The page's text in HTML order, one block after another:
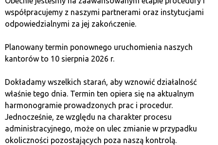
вважається оптимальним рішенням. Маємо в
розпорядженні пристрої, які одночасно
паролів, або такі, які завдяки функції токена
автентифікації U2F дозволяють керувати
транзакції.
Наступним – і менш безпечним – видом
гаманця є спеціальні додатки на комп’ютер
або смартфон. Маємо доступ до них скрізь, де
маємо при собі пристрій, на якому встановили
додаток. Існує можливість створення
współpracujemy z naszymi partnerami oraz instytucjami
odpowiedzialnymi za jej zakończenie.
Planowany termin ponownego uruchomienia naszych
kantorów to 10 sierpnia 2026 r.
Dokładamy wszelkich starań, aby wznowić działalność
właśnie tego dnia. Termin ten opiera się na aktualnym
harmonogramie prowadzonych prac i procedur.
Jednocześnie, ze względu na charakter procesu
administracyjnego, może on ulec zmianie w przypadku
okoliczności pozostających poza naszą kontrolą.